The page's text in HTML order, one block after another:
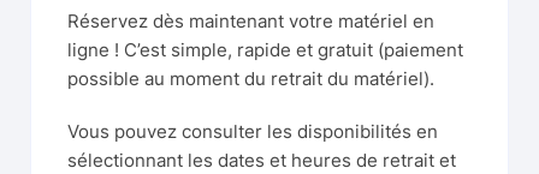
Réservez dès maintenant votre matériel en
ligne ! C’est simple, rapide et gratuit (paiement
possible au moment du retrait du matériel).
Vous pouvez consulter les disponibilités en
sélectionnant les dates et heures de retrait et